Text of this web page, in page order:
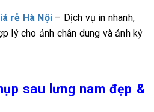
rẻ Hà Nội – Dịch vụ in nhanh,
lý cho ảnh chân dung và ảnh kỷ
sau lưng nam đẹp &